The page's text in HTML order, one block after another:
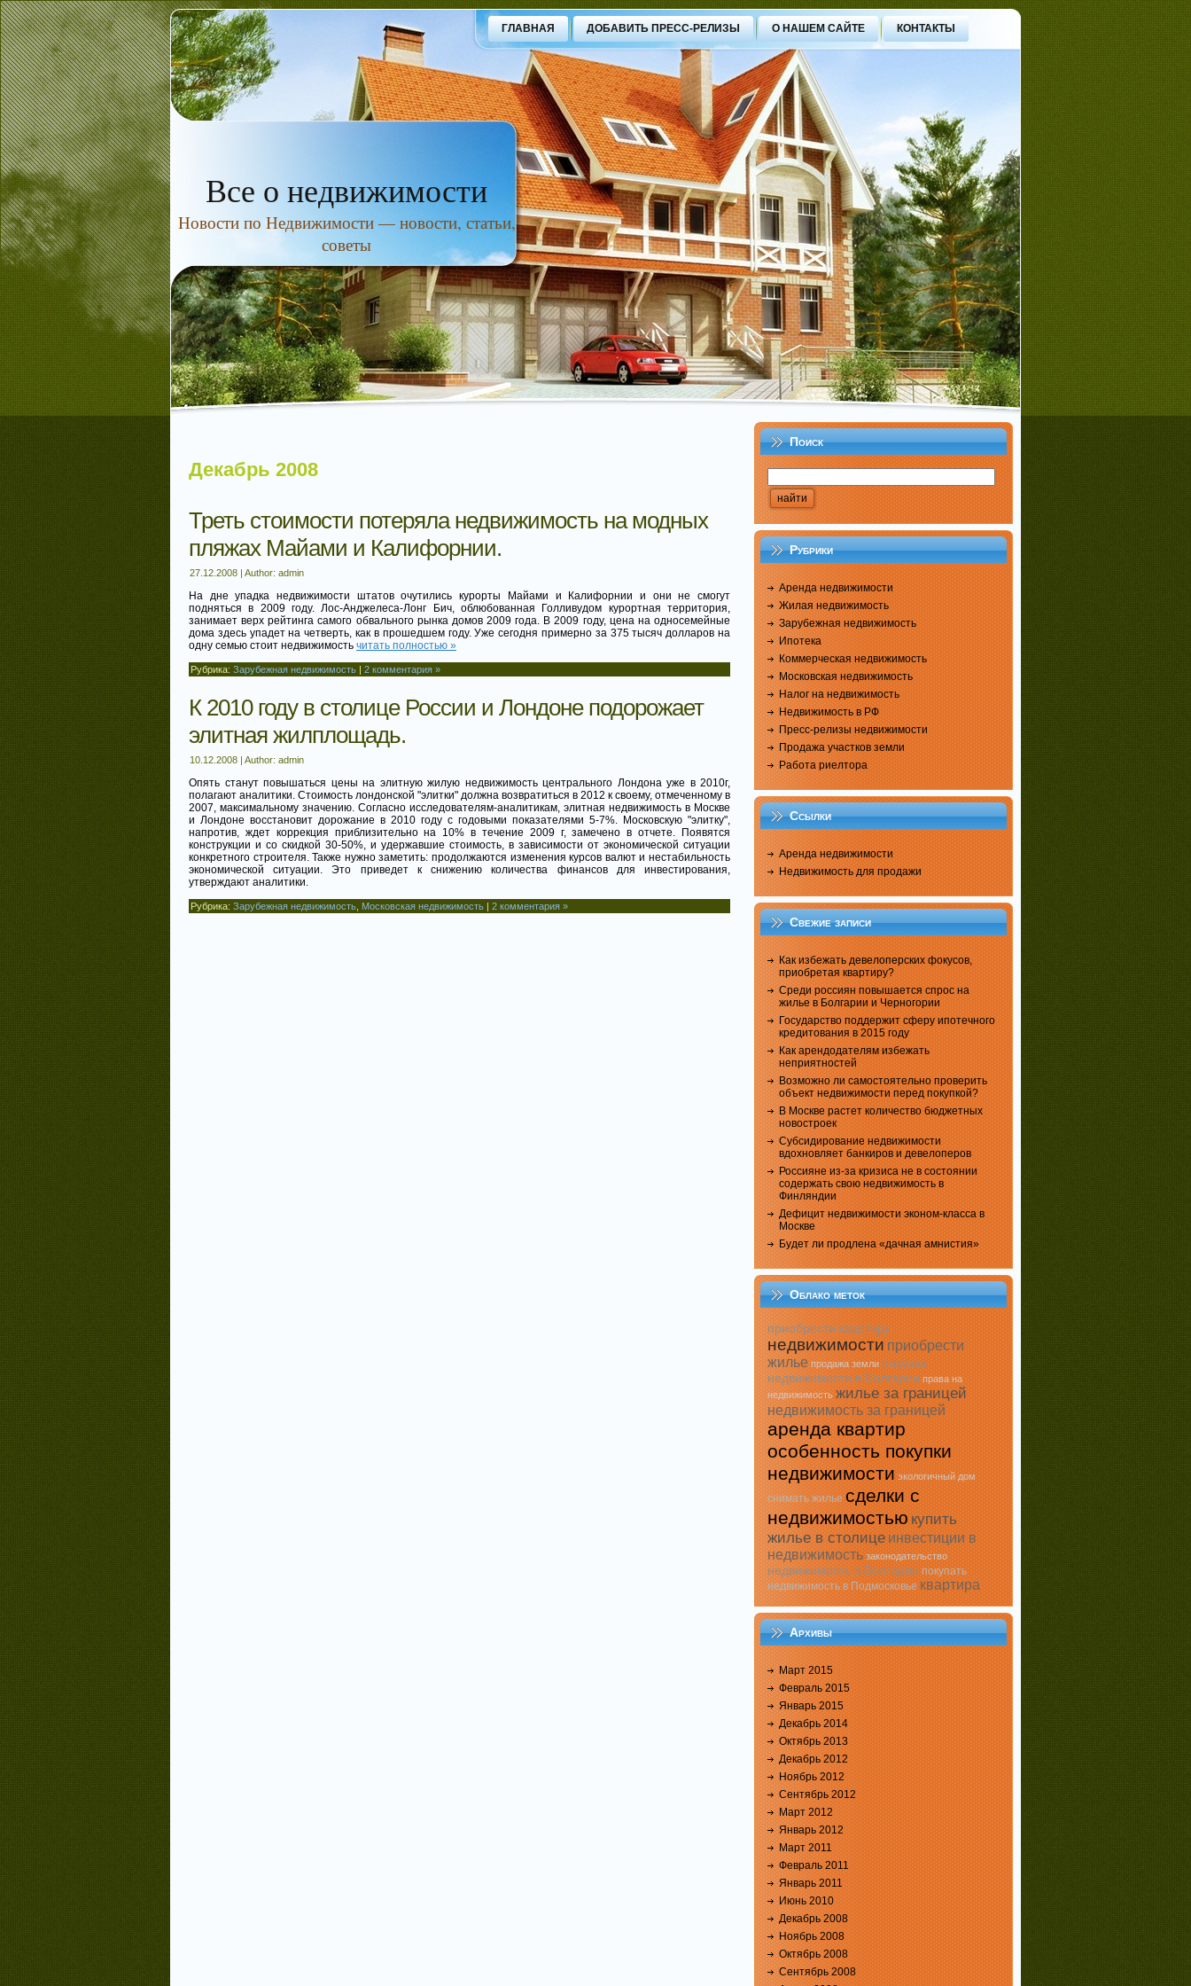
Все о недвижимости
Новости по Недвижимости — новости, статьи,
советы
ГЛАВНАЯ ДОБАВИТЬ ПРЕСС-РЕЛИЗЫ О НАШЕМ САЙТЕ КОНТАКТЫ
Декабрь 2008
Треть стоимости потеряла недвижимость на модных
пляжах Майами и Калифорнии.
27.12.2008 | Author: admin
На дне упадка недвижимости штатов очутились курорты Майами и Калифорнии и они не смогут
подняться в 2009 году. Лос-Анджелеса-Лонг Бич, облюбованная Голливудом курортная территория,
занимает верх рейтинга самого обвального рынка домов 2009 года. В 2009 году, цена на односемейные
дома здесь упадет на четверть, как в прошедшем году. Уже сегодня примерно за 375 тысяч долларов на
одну семью стоит недвижимость читать полностью »
Рубрика: Зарубежная недвижимость | 2 комментария »
К 2010 году в столице России и Лондоне подорожает
элитная жилплощадь.
10.12.2008 | Author: admin
Опять станут повышаться цены на элитную жилую недвижимость центрального Лондона уже в 2010г,
полагают аналитики. Стоимость лондонской "элитки" должна возвратиться в 2012 к своему, отмеченному в
2007, максимальному значению. Согласно исследователям-аналитикам, элитная недвижимость в Москве
и Лондоне восстановит дорожание в 2010 году с годовыми показателями 5-7%. Московскую "элитку",
напротив, ждет коррекция приблизительно на 10% в течение 2009 г, замечено в отчете. Появятся
конструкции и со скидкой 30-50%, и удержавшие стоимость, в зависимости от экономической ситуации
конкретного строителя. Также нужно заметить: продолжаются изменения курсов валют и нестабильность
экономической ситуации. Это приведет к снижению количества финансов для инвестирования,
утверждают аналитики.
Рубрика: Зарубежная недвижимость Московская недвижимость 2 комментария »
Поиск
Рубрики
Аренда недвижимости
Жилая недвижимость
Зарубежная недвижимость
Ипотека
Коммерческая недвижимость
Московская недвижимость
Налог на недвижимость
Недвижимость в РФ
Пресс-релизы недвижимости
Продажа участков земли
Работа риелтора
Ссылки
Аренда недвижимости
Недвижимость для продажи
Свежие записи
Как избежать девелоперских фокусов,
приобретая квартиру?
Среди россиян повышается спрос на
жилье в Болгарии и Черногории
Государство поддержит сферу ипотечного
кредитования в 2015 году
Как арендодателям избежать
неприятностей
Возможно ли самостоятельно проверить
объект недвижимости перед покупкой?
В Москве растет количество бюджетных
новостроек
Субсидирование недвижимости
вдохновляет банкиров и девелоперов
Россияне из-за кризиса не в состоянии
содержать свою недвижимость в
Финляндии
Дефицит недвижимости эконом-класса в
Москве
Будет ли продлена «дачная амнистия»
Облако меток
приобрести квартиру
недвижимости приобрести
жилье продажа земли покупка
недвижимости в Болгарии права на
недвижимость жилье за границей
недвижимость за границей
аренда квартир
особенность покупки
недвижимости экологичный дом
снимать жилье сделки с
недвижимостью купить
жилье в столице инвестиции в
недвижимость законодательство
недвижимость в Болгарии покупать
недвижимость в Подмосковье квартира
Архивы
Март 2015
Февраль 2015
Январь 2015
Декабрь 2014
Октябрь 2013
Декабрь 2012
Ноябрь 2012
Сентябрь 2012
Март 2012
Январь 2012
Март 2011
Февраль 2011
Январь 2011
Июнь 2010
Декабрь 2008
Ноябрь 2008
Октябрь 2008
Сентябрь 2008